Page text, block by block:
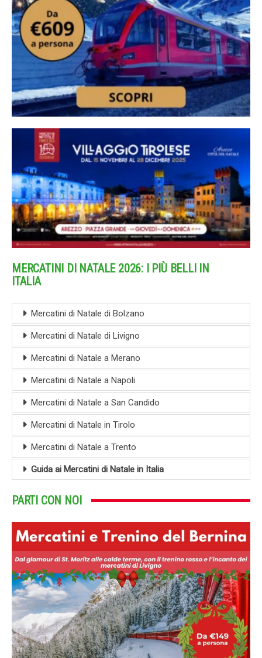
MERCATINI DI NATALE 2026: I PIÙ BELLI IN
ITALIA
Mercatini di Natale di Bolzano
Mercatini di Natale di Livigno
Mercatini di Natale a Merano
Mercatini di Natale a Napoli
Mercatini di Natale a San Candido
Mercatini di Natale in Tirolo
Mercatini di Natale a Trento
Guida ai Mercatini di Natale in Italia
PARTI CON NOI